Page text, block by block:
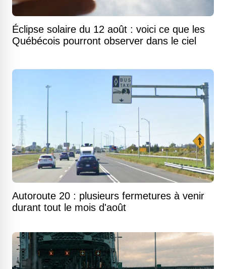
Éclipse solaire du 12 août : voici ce que les
Québécois pourront observer dans le ciel
Autoroute 20 : plusieurs fermetures à venir
durant tout le mois d'août